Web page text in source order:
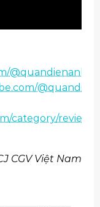
@quandienanh
category/review-
CGV Việt Nam